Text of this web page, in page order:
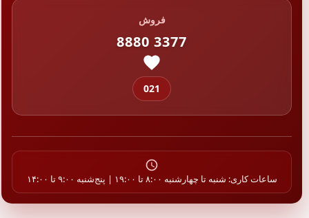
فروش
8880 3377
021
ساعات کاری: شنبه تا چهارشنبه ۸:۰۰ تا ۱۹:۰۰ | پنج‌شنبه ۹:۰۰ تا ۱۴:۰۰